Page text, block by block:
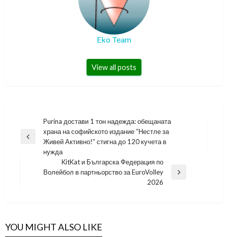
Eko Team
View all posts
Навигация
Previous
Purina достави 1 тон надежда: обещаната
храна на софийското издание “Нестле за
Живей Активно!” стигна до 120 кучета в
нужда
Next
KitKat и Българска Федерация по
Волейбол в партньорство за EuroVolley
2026
YOU MIGHT ALSO LIKE